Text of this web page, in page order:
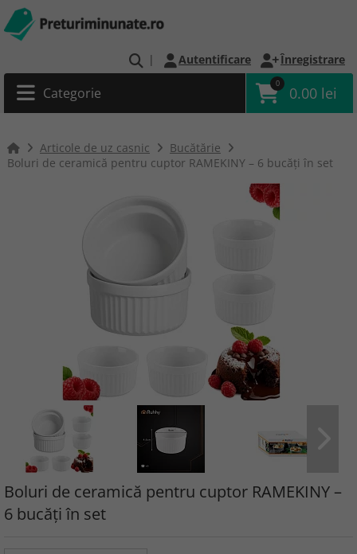
| Autentificare Înregistrare
Categorie
0
0.00 lei
Articole de uz casnic
Bucătărie
Boluri de ceramică pentru cuptor RAMEKINY – 6 bucăți în set
Boluri de ceramică pentru cuptor RAMEKINY –
6 bucăți în set